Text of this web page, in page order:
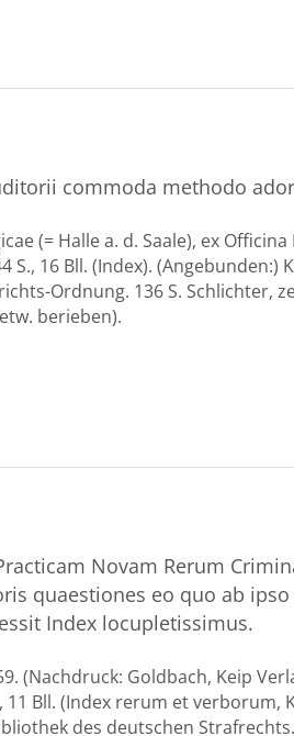
commoda methodo
(= Halle a. d. Saale), ex Officina
16 Bll. (Index). (Angebunden:)
Ordnung. 136 S. Schlichter,
berieben).
Novam Rerum
quaestiones eo quo ab
Index locupletissimus.
(Nachdruck: Goldbach, Keip
11 Bll. (Index rerum et verborum,
des deutschen